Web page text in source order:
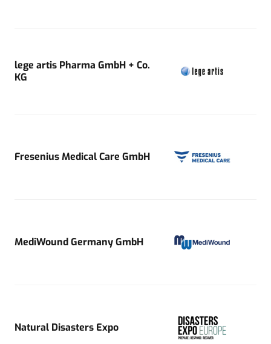
lege artis Pharma GmbH + Co.
KG
Fresenius Medical Care GmbH
MediWound Germany GmbH
Natural Disasters Expo